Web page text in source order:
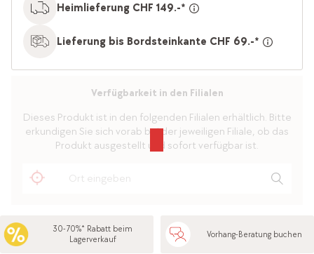
Heimlieferung CHF 149.-*
Lieferung bis Bordsteinkante CHF 69.-*
Verfügbarkeit in den Filialen
Dieses Produkt ist in den folgenden Filialen erhältlich. Bitte
erkundigen Sie sich vorab bei der jeweiligen Filiale, ob das
Produkt ausgestellt und sofort verfügbar ist.
30-70%* Rabatt beim
Lagerverkauf
Vorhang-Beratung buchen